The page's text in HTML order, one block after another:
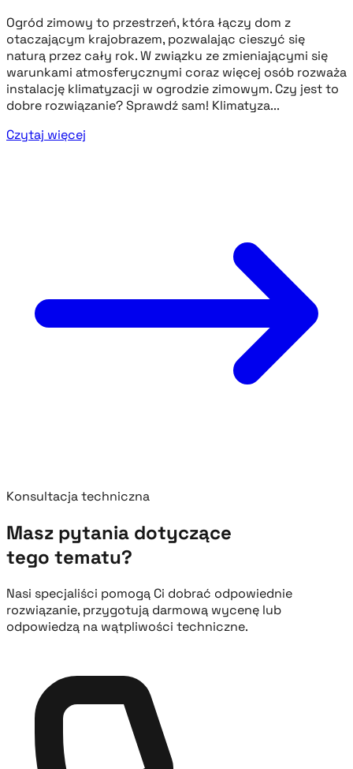
Ogród zimowy to przestrzeń, która łączy dom z
otaczającym krajobrazem, pozwalając cieszyć się
naturą przez cały rok. W związku ze zmieniającymi się
warunkami atmosferycznymi coraz więcej osób rozważa
instalację klimatyzacji w ogrodzie zimowym. Czy jest to
dobre rozwiązanie? Sprawdź sam! Klimatyza...
Czytaj więcej
Konsultacja techniczna
Masz pytania dotyczące
tego tematu?
Nasi specjaliści pomogą Ci dobrać odpowiednie
rozwiązanie, przygotują darmową wycenę lub
odpowiedzą na wątpliwości techniczne.